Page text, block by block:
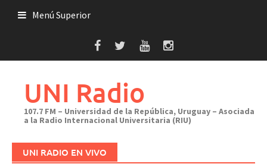
Menú Superior
UNI Radio
107.7 FM – Universidad de la República, Uruguay – Asociada
a la Radio Internacional Universitaria (RIU)
UNI RADIO EN VIVO